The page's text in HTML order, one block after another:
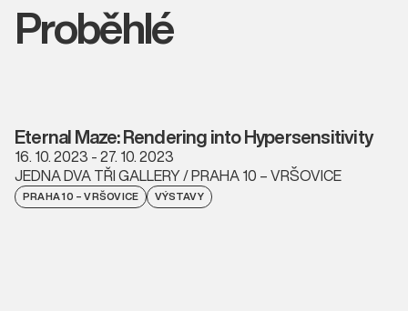
Proběhlé
Eternal Maze: Rendering into Hypersensitivity
16. 10. 2023 - 27. 10. 2023
JEDNA DVA TŘI GALLERY / PRAHA 10 – VRŠOVICE
PRAHA 10 – VRŠOVICE VÝSTAVY